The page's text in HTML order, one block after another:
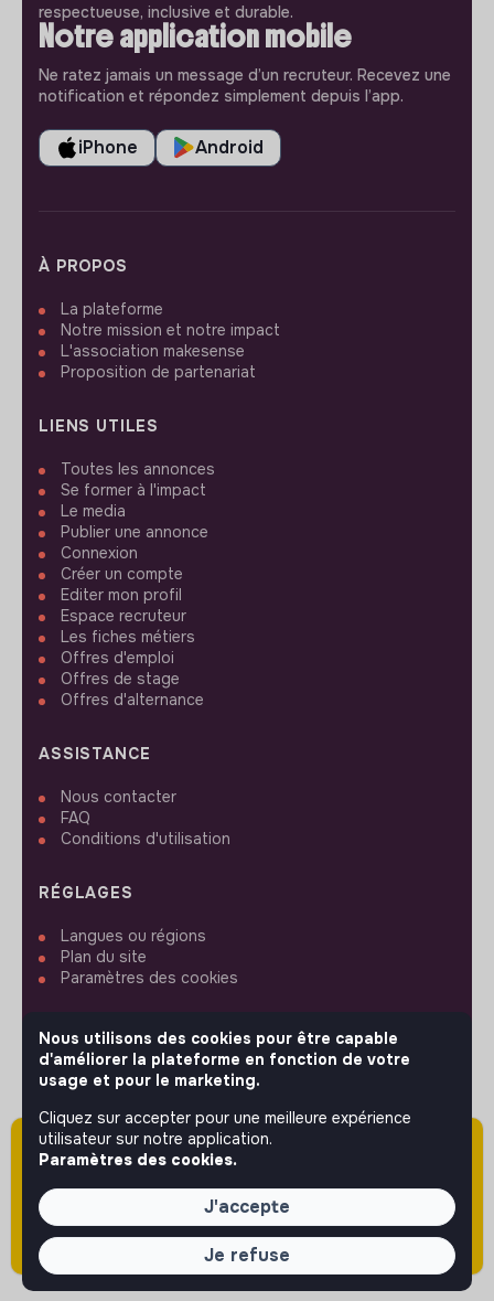
Attention cette annonce a été publiée il y a
plus de 60 jours (le 09/06/2026) et est sans
doute expirée ou non mise à jour.
respectueuse, inclusive et durable.
Notre application mobile
Ne ratez jamais un message d’un recruteur. Recevez une
notification et répondez simplement depuis l’app.
iPhone Android
À PROPOS
La plateforme
Notre mission et notre impact
L'association makesense
Proposition de partenariat
LIENS UTILES
Toutes les annonces
Se former à l'impact
Le media
Publier une annonce
Connexion
Créer un compte
Editer mon profil
Espace recruteur
Les fiches métiers
Offres d'emploi
Offres de stage
Offres d'alternance
ASSISTANCE
Nous contacter
FAQ
Conditions d'utilisation
RÉGLAGES
Langues ou régions
Plan du site
Paramètres des cookies
SUIVEZ-NOUS
Nous utilisons des cookies pour être capable
d'améliorer la plateforme en fonction de votre
usage et pour le marketing.
Cliquez sur accepter pour une meilleure expérience
utilisateur sur notre application.
Paramètres des cookies.
J'accepte
Je refuse